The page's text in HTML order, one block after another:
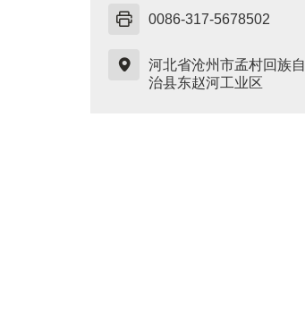
 0086-317-5678502

河北省沧州市孟村回族自
治县东赵河工业区